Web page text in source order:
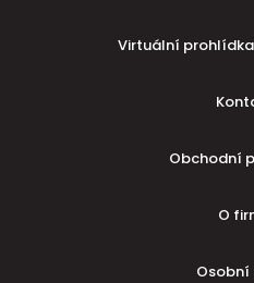
Virtuální prohlídka
Obchodní
O
Osobní